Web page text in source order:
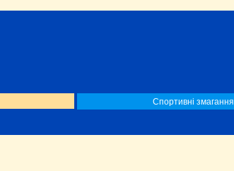
Спортивні змагання